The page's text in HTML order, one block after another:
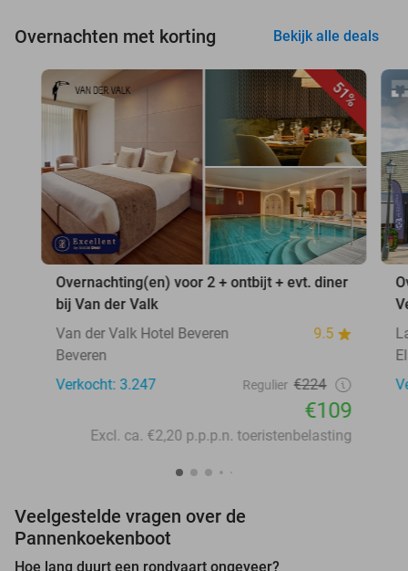
Overnachten met korting Bekijk alle deals
51%
Overnachting(en) voor 2 + ontbijt + evt. diner
bij Van der Valk
Van der Valk Hotel Beveren
9.5
Beveren
Verkocht: 3.247
Regulier €224
€109
Excl. ca. €2,20 p.p.p.n. toeristenbelasting
Veelgestelde vragen over de
Pannenkoekenboot
Hoe lang duurt een rondvaart ongeveer?